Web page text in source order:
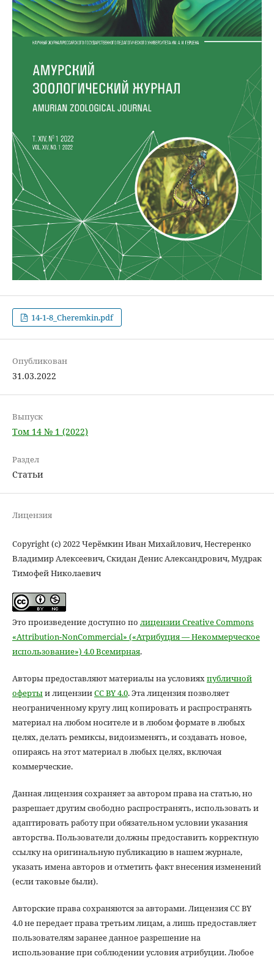
14-1-8_Cheremkin.pdf
Опубликован
31.03.2022
Выпуск
Том 14 № 1 (2022)
Раздел
Статьи
Лицензия
Copyright (c) 2022 Черёмкин Иван Михайлович, Нестеренко
Владимир Алексеевич, Скидан Денис Александрович, Мудрак
Тимофей Николаевич
Это произведение доступно по лицензии Creative Commons
«Attribution-NonCommercial» («Атрибуция — Некоммерческое
использование») 4.0 Всемирная.
Авторы предоставляют материалы на условияхпубличной
офертыи лицензииCC BY 4.0. Эта лицензия позволяет
неограниченному кругу лиц копировать и распространять
материал на любом носителе и в любом формате в любых
целях, делать ремиксы, видоизменять, и создавать новое,
опираясь на этот материал в любых целях, включая
коммерческие.
Данная лицензия сохраняет за автором права на статью, но
разрешает другим свободно распространять, использовать и
адаптировать работу при обязательном условии указания
авторства. Пользователи должны предоставить корректную
ссылку на оригинальную публикацию в нашем журнале,
указать имена авторов и отметить факт внесения изменений
(если таковые были).
Авторские права сохраняются за авторами. Лицензия CC BY
4.0 не передает права третьим лицам, а лишь предоставляет
пользователям заранее данное разрешение на
использование при соблюдении условия атрибуции. Любое